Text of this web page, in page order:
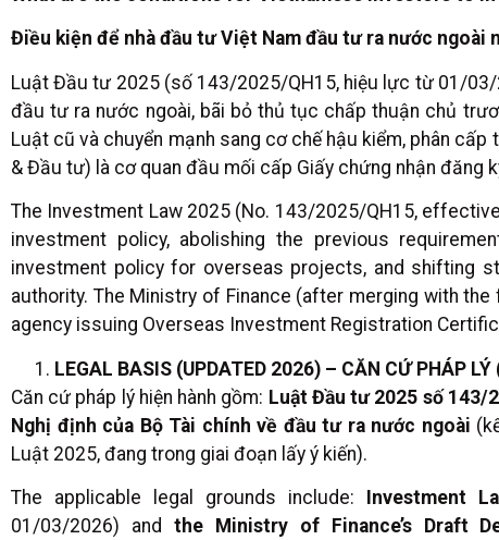
Điều kiện để nhà đầu tư Việt Nam đầu tư ra nước ngoài
Luật Đầu tư 2025 (số 143/2025/QH15, hiệu lực từ 01/
đầu tư ra nước ngoài, bãi bỏ thủ tục chấp thuận chủ
Luật cũ và chuyển mạnh sang cơ chế hậu kiểm, phân
& Đầu tư) là cơ quan đầu mối cấp Giấy chứng nhận đăng
The Investment Law 2025 (No. 143/2025/QH15,
investment policy, abolishing the previous
investment policy for overseas projects, and shifting
authority. The Ministry of Finance (after merging with
agency issuing Overseas Investment Registration
LEGAL BASIS (UPDATED 2026) – CĂN CỨ PHÁP
Căn cứ pháp lý hiện hành gồm: Luật Đầu tư 2025 số 143/
Nghị định của Bộ Tài chính về đầu tư ra nước ngoài
Luật 2025, đang trong giai đoạn lấy ý kiến).
The applicable legal grounds include: Investment
01/03/2026) and the Ministry of Finance’s Draft